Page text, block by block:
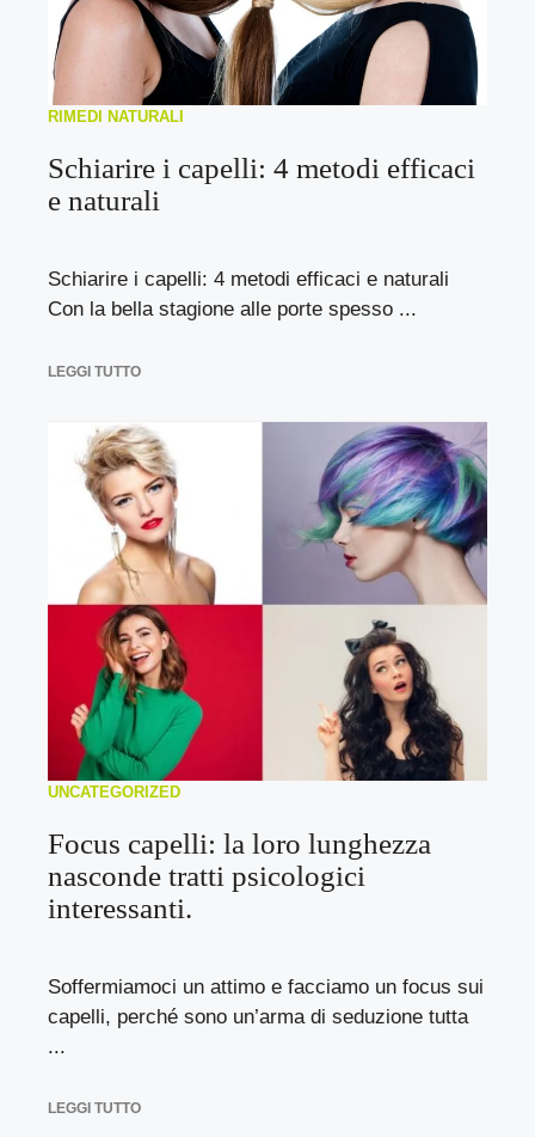
RIMEDI NATURALI
Schiarire i capelli: 4 metodi efficaci
e naturali
Schiarire i capelli: 4 metodi efficaci e naturali
Con la bella stagione alle porte spesso ...
LEGGI TUTTO
UNCATEGORIZED
Focus capelli: la loro lunghezza
nasconde tratti psicologici
interessanti.
Soffermiamoci un attimo e facciamo un focus sui
capelli, perché sono un’arma di seduzione tutta
...
LEGGI TUTTO